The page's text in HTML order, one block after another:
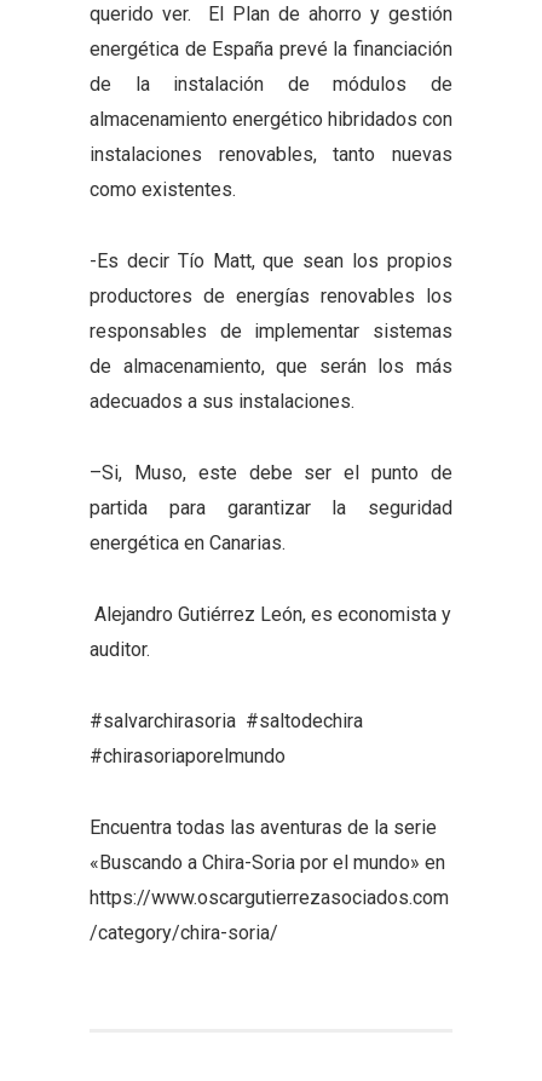
querido ver. El Plan de ahorro y gestión
energética de España prevé la financiación
de la instalación de módulos de
almacenamiento energético hibridados con
instalaciones renovables, tanto nuevas
como existentes.
-Es decir Tío Matt, que sean los propios
productores de energías renovables los
responsables de implementar sistemas
de almacenamiento, que serán los más
adecuados a sus instalaciones.
–Si, Muso, este debe ser el punto de
partida para garantizar la seguridad
energética en Canarias.
Alejandro Gutiérrez León, es economista y
auditor.
#salvarchirasoria #saltodechira
#chirasoriaporelmundo
Encuentra todas las aventuras de la serie
«Buscando a Chira-Soria por el mundo» en
https://www.oscargutierrezasociados.com
/category/chira-soria/